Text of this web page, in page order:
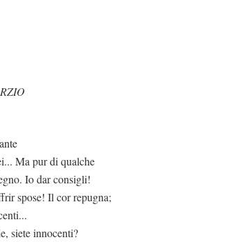
Ma pur di qualche
Io dar consigli!
spose! Il cor repugna;
siete innocenti?